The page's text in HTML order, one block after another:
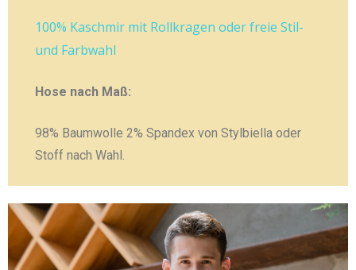
100% Kaschmir mit Rollkragen oder freie Stil-
und Farbwahl
Hose nach Maß:
98% Baumwolle 2% Spandex von Stylbiella oder
Stoff nach Wahl.